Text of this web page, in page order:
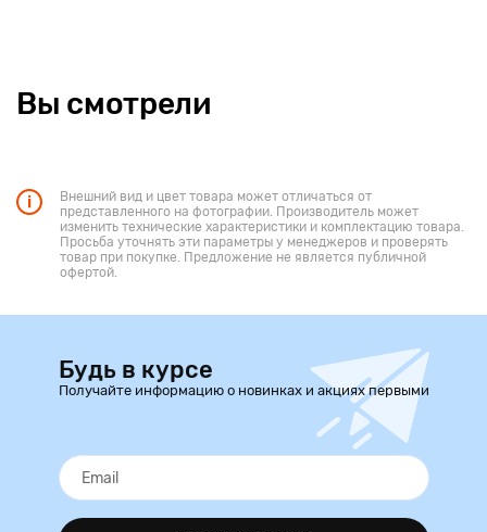
Вы смотрели
Внешний вид и цвет товара может отличаться от
представленного на фотографии. Производитель может
изменить технические характеристики и комплектацию товара.
Просьба уточнять эти параметры у менеджеров и проверять
товар при покупке. Предложение не является публичной
офертой.
Будь в курсе
Получайте информацию о новинках и акциях первыми